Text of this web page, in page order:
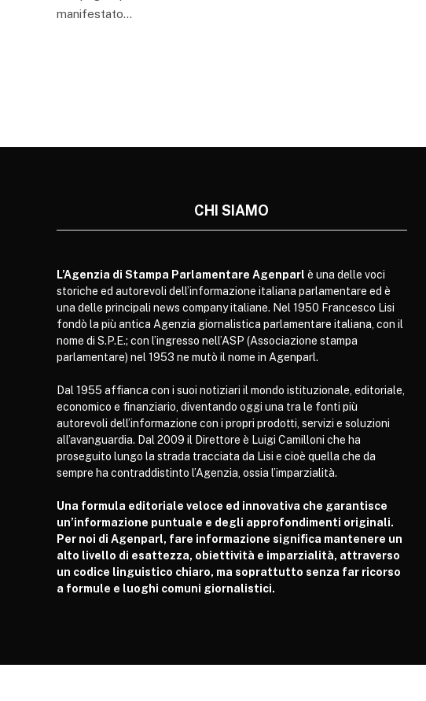
manifestato…
CHI SIAMO
L’Agenzia di Stampa Parlamentare Agenparl è una delle voci
storiche ed autorevoli dell’informazione italiana parlamentare ed è
una delle principali news company italiane. Nel 1950 Francesco Lisi
fondò la più antica Agenzia giornalistica parlamentare italiana, con il
nome di S.P.E.; con l’ingresso nell’ASP (Associazione stampa
parlamentare) nel 1953 ne mutò il nome in Agenparl.
Dal 1955 affianca con i suoi notiziari il mondo istituzionale, editoriale,
economico e finanziario, diventando oggi una tra le fonti più
autorevoli dell’informazione con i propri prodotti, servizi e soluzioni
all’avanguardia. Dal 2009 il Direttore è Luigi Camilloni che ha
proseguito lungo la strada tracciata da Lisi e cioè quella che da
sempre ha contraddistinto l’Agenzia, ossia l’imparzialità.
Una formula editoriale veloce ed innovativa che garantisce
un’informazione puntuale e degli approfondimenti originali.
Per noi di Agenparl, fare informazione significa mantenere un
alto livello di esattezza, obiettività e imparzialità, attraverso
un codice linguistico chiaro, ma soprattutto senza far ricorso
a formule e luoghi comuni giornalistici.